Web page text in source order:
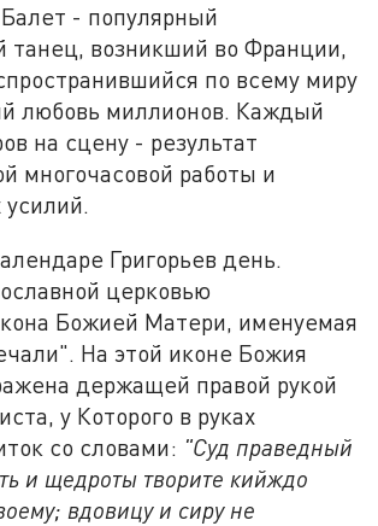
- популярный
танец, возникший во Франции,
по всему миру
любовь миллионов. Каждый
на сцену - результат
многочасовой работы и
Григорьев день.
церковью
Божией Матери, именуемая
На этой иконе Божия
держащей правой рукой
у Которого в руках
со словами: "Суд праведный
и щедроты творите кийждо
вдовицу и сиру не